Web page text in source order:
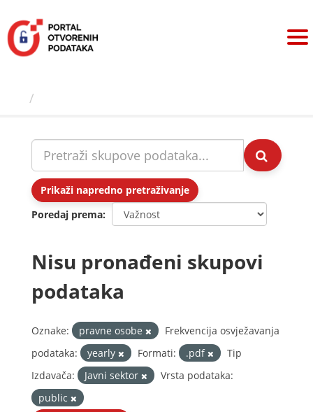
sadržaj
Prikaži napredno pretraživanje
Poredaj prema
Nisu pronađeni skupovi
podataka
Oznake: pravne osobe
Frekvencija osvježavanja
podataka:
yearly Formati: .pdf
Tip
Izdavača:
Javni sektor
Vrsta podataka:
public